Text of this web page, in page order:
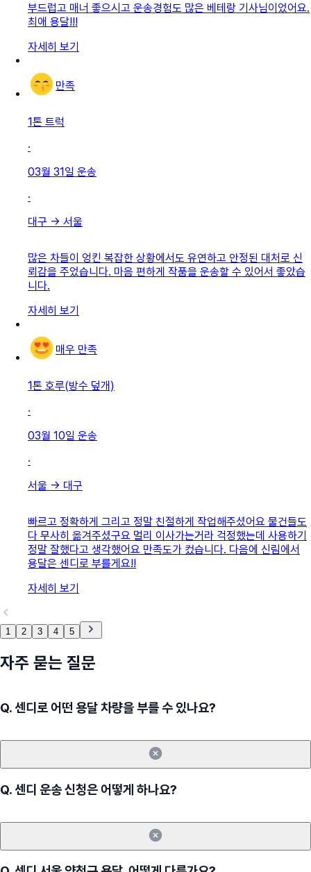
부드럽고 매너 좋으시고 운송경험도 많은 베테랑 기사님이었어요.
최애 용달!!!
자세히 보기
만족
1톤 트럭
·
03월 31일 운송
·
대구 → 서울
많은 차들이 엉킨 복잡한 상황에서도 유연하고 안정된 대처로 신
뢰감을 주었습니다. 마음 편하게 작품을 운송할 수 있어서 좋았습
니다.
자세히 보기
매우 만족
1톤 호루(방수 덮개)
·
03월 10일 운송
·
서울 → 대구
빠르고 정확하게 그리고 정말 친절하게 작업해주셨어요 물건들도
다 무사히 옮겨주셨구요 멀리 이사가는거라 걱정했는데 사용하기
정말 잘했다고 생각했어요 만족도가 컸습니다. 다음에 신림에서
용달은 센디로 부를게요!!
자세히 보기
1 2 3 4 5
자주 묻는 질문
Q.센디로 어떤 용달 차량을 부를 수 있나요?
Q.센디 운송 신청은 어떻게 하나요?